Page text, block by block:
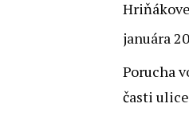
januára
Porucha
časti